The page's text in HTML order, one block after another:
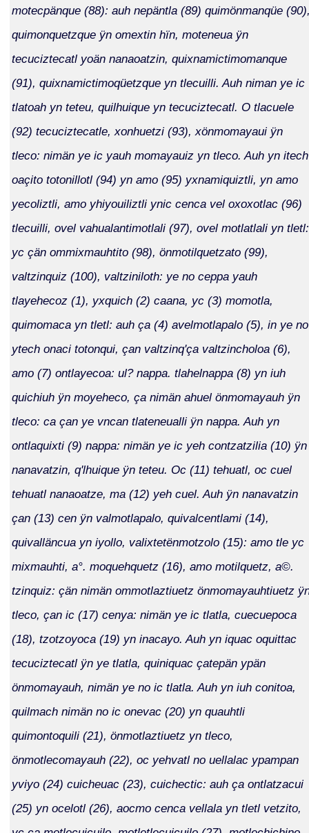
motecpänque (88): auh nepäntla (89) quimönmanqüe
quimonquetzque ÿn omextin hïn, moteneua ÿn
tecuciztecatl yoän nanaoatzin, quixnamictimomanque
(91), quixnamictimoqüetzque yn tlecuilli. Auh niman ye ic
tlatoah yn teteu, quilhuique yn tecuciztecatl. O tlacuele
(92) tecuciztecatle, xonhuetzi (93), xönmomayaui ÿn
tleco: nimän ye ic yauh momayauiz yn tleco. Auh yn itech
oaçito totonillotl (94) yn amo (95) yxnamiquiztli, yn amo
yecoliztli, amo yhiyouiliztli ynic cenca vel oxoxotlac (96)
tlecuilli, ovel vahualantimotlali (97), ovel motlatlali yn tletl:
yc çän ommixmauhtito (98), önmotilquetzato (99),
valtzinquiz (100), valtziniloth: ye no ceppa yauh
tlayehecoz (1), yxquich (2) caana, yc (3) momotla,
quimomaca yn tletl: auh ça (4) avelmotlapalo (5), in ye no
ytech onaci totonqui, çan valtzinq'ça valtzincholoa (6),
amo (7) ontlayecoa: ul? nappa. tlahelnappa (8) yn iuh
quichiuh ÿn moyeheco, ça nimän ahuel önmomayauh ÿn
tleco: ca çan ye vncan tlateneualli ÿn nappa. Auh yn
ontlaquixti (9) nappa: nimän ye ic yeh contzatzilia (10) ÿn
nanavatzin, q'lhuique ÿn teteu. Oc (11) tehuatl, oc cuel
tehuatl nanaoatze, ma (12) yeh cuel. Auh ÿn nanavatzin
çan (13) cen ÿn valmotlapalo, quivalcentlami (14),
quivalläncua yn iyollo, valixtetënmotzolo (15): amo tle yc
mixmauhti, a°. moquehquetz (16), amo motilquetz, a©.
tzinquiz: çän nimän ommotlaztiuetz önmomayauhtiuetz
tleco, çan ic (17) cenya: nimän ye ic tlatla, cuecuepoca
(18), tzotzoyoca (19) yn inacayo. Auh yn iquac oquittac
tecuciztecatl ÿn ye tlatla, quiniquac çatepän ypän
önmomayauh, nimän ye no ic tlatla. Auh yn iuh conitoa,
quilmach nimän no ic onevac (20) yn quauhtli
quimontoquili (21), önmotlaztiuetz yn tleco,
önmotlecomayauh (22), oc yehvatl no uellalac ypampan
yviyo (24) cuicheuac (23), cuichectic: auh ça ontlatzacui
(25) yn ocelotl (26), aocmo cenca vellala yn tletl vetzito,